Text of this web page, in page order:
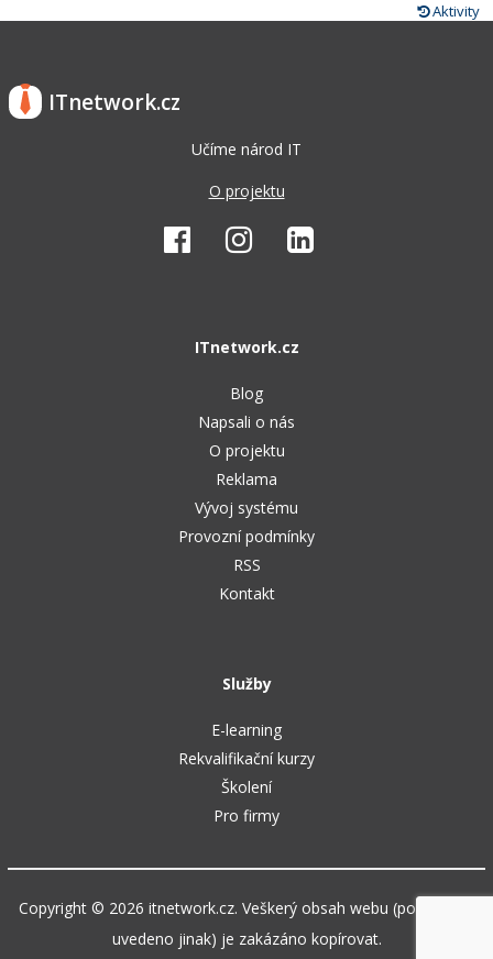
Aktivity
ITnetwork.cz
Učíme národ IT
O projektu
ITnetwork.cz
Blog
Napsali o nás
O projektu
Reklama
Vývoj systému
Provozní podmínky
RSS
Kontakt
Služby
E-learning
Rekvalifikační kurzy
Školení
Pro firmy
Copyright © 2026 itnetwork.cz. Veškerý obsah webu (pokud není
uvedeno jinak) je zakázáno kopírovat.